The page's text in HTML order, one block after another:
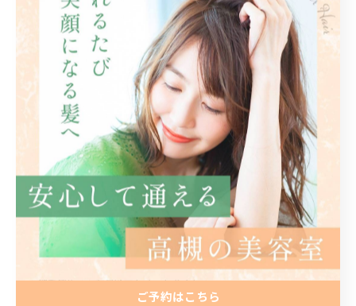
タグ Tags
高槻市 美容室 ブリーチ 白髪染め
ハイライト 髪質改善ストレート ボブ
エイジング毛 ダメージレス
デザインカラー 美容師 福利厚生
縮毛矯正 髪質改善トリートメント
ご予約はこちら